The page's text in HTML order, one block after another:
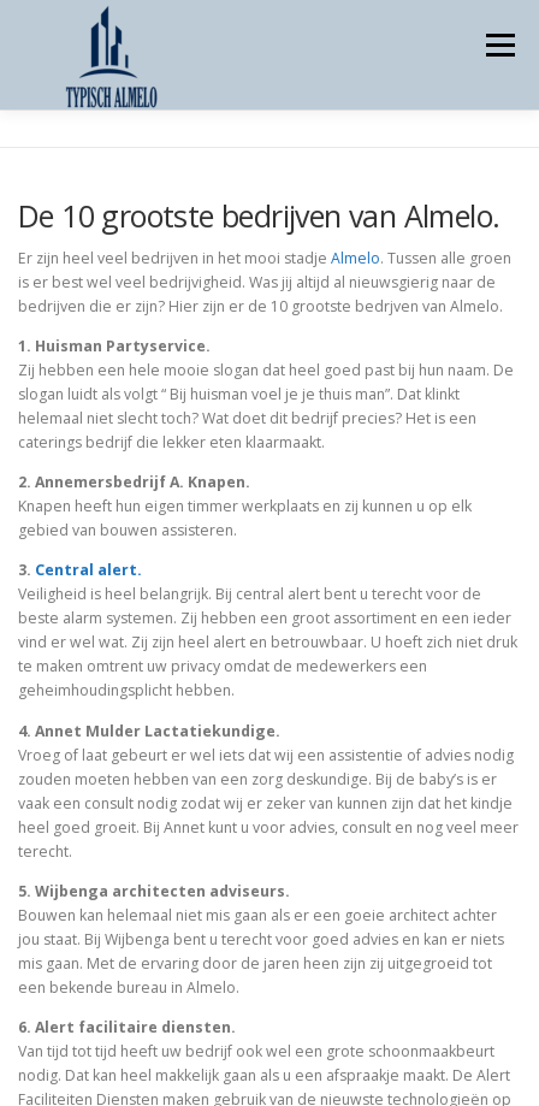
Menu
CONTACT ONS
De 10 grootste bedrijven van Almelo.
Er zijn heel veel bedrijven in het mooi stadje Almelo. Tussen alle groen
is er best wel veel bedrijvigheid. Was jij altijd al nieuwsgierig naar de
bedrijven die er zijn? Hier zijn er de 10 grootste bedrjven van Almelo.
1. Huisman Partyservice.
Zij hebben een hele mooie slogan dat heel goed past bij hun naam. De
slogan luidt als volgt “ Bij huisman voel je je thuis man”. Dat klinkt
helemaal niet slecht toch? Wat doet dit bedrijf precies? Het is een
caterings bedrijf die lekker eten klaarmaakt.
2. Annemersbedrijf A. Knapen.
Knapen heeft hun eigen timmer werkplaats en zij kunnen u op elk
gebied van bouwen assisteren.
3. Central alert.
Veiligheid is heel belangrijk. Bij central alert bent u terecht voor de
beste alarm systemen. Zij hebben een groot assortiment en een ieder
vind er wel wat. Zij zijn heel alert en betrouwbaar. U hoeft zich niet druk
te maken omtrent uw privacy omdat de medewerkers een
geheimhoudingsplicht hebben.
4. Annet Mulder Lactatiekundige.
Vroeg of laat gebeurt er wel iets dat wij een assistentie of advies nodig
zouden moeten hebben van een zorg deskundige. Bij de baby’s is er
vaak een consult nodig zodat wij er zeker van kunnen zijn dat het kindje
heel goed groeit. Bij Annet kunt u voor advies, consult en nog veel meer
terecht.
5. Wijbenga architecten adviseurs.
Bouwen kan helemaal niet mis gaan als er een goeie architect achter
jou staat. Bij Wijbenga bent u terecht voor goed advies en kan er niets
mis gaan. Met de ervaring door de jaren heen zijn zij uitgegroeid tot
een bekende bureau in Almelo.
6. Alert facilitaire diensten.
Van tijd tot tijd heeft uw bedrijf ook wel een grote schoonmaakbeurt
nodig. Dat kan heel makkelijk gaan als u een afspraakje maakt. De Alert
Faciliteiten Diensten maken gebruik van de nieuwste technologieën op